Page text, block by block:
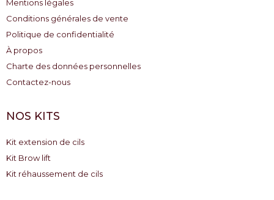
Mentions légales
Conditions générales de vente
Politique de confidentialité
À propos
Charte des données personnelles
Contactez-nous
NOS KITS
Kit extension de cils
Kit Brow lift
Kit réhaussement de cils